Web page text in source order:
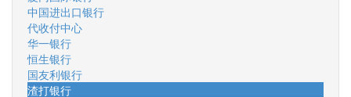
中国进出口银行
代收付中心
华一银行
恒生银行
国友利银行
渣打银行